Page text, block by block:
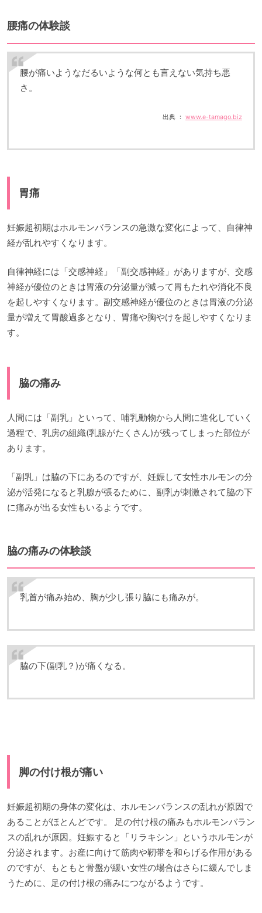
腰痛の体験談
腰が痛いようなだるいような何とも言えない気持ち悪
さ。
出典 ：www.e-tamago.biz
胃痛
妊娠超初期はホルモンバランスの急激な変化によって、自律神
経が乱れやすくなります。
自律神経には「交感神経」「副交感神経」がありますが、交感
神経が優位のときは胃液の分泌量が減って胃もたれや消化不良
を起しやすくなります。副交感神経が優位のときは胃液の分泌
量が増えて胃酸過多となり、胃痛や胸やけを起しやすくなりま
す。
脇の痛み
人間には「副乳」といって、哺乳動物から人間に進化していく
過程で、乳房の組織(乳腺がたくさん)が残ってしまった部位が
あります。
「副乳」は脇の下にあるのですが、妊娠して女性ホルモンの分
泌が活発になると乳腺が張るために、副乳が刺激されて脇の下
に痛みが出る女性もいるようです。
脇の痛みの体験談
乳首が痛み始め、胸が少し張り脇にも痛みが。
脇の下(副乳？)が痛くなる。
脚の付け根が痛い
妊娠超初期の身体の変化は、ホルモンバランスの乱れが原因で
あることがほとんどです。 足の付け根の痛みもホルモンバラン
スの乱れが原因。妊娠すると「リラキシン」というホルモンが
分泌されます。お産に向けて筋肉や靭帯を和らげる作用がある
のですが、もともと骨盤が緩い女性の場合はさらに緩んでしま
うために、足の付け根の痛みにつながるようです。